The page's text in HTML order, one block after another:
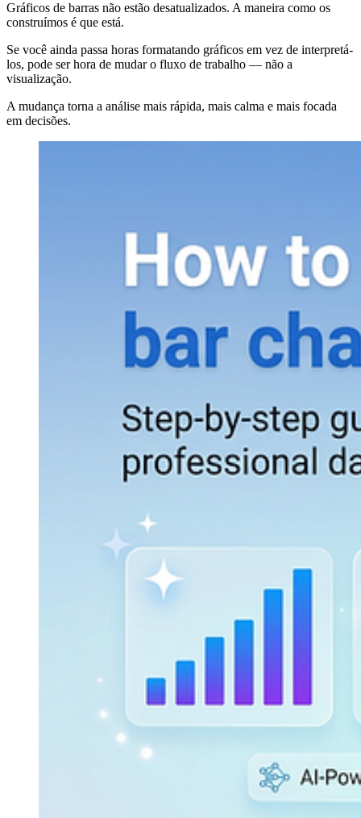
Gráficos de barras não estão desatualizados. A maneira como os
construímos é que está.
Se você ainda passa horas formatando gráficos em vez de interpretá-
los, pode ser hora de mudar o fluxo de trabalho — não a
visualização.
A mudança torna a análise mais rápida, mais calma e mais focada
em decisões.